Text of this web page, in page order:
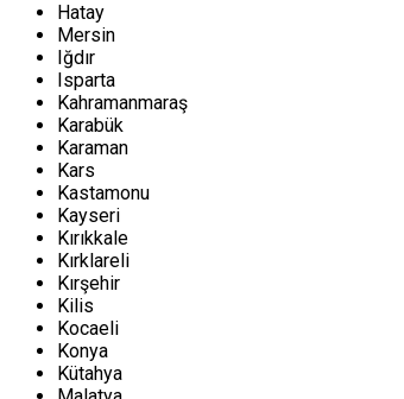
Hatay
Mersin
Iğdır
Isparta
Kahramanmaraş
Karabük
Karaman
Kars
Kastamonu
Kayseri
Kırıkkale
Kırklareli
Kırşehir
Kilis
Kocaeli
Konya
Kütahya